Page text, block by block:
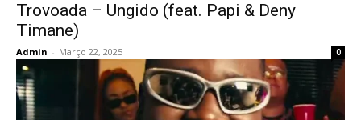
Trovoada – Ungido (feat. Papi & Deny
Timane)
Admin - Março 22, 2025 0